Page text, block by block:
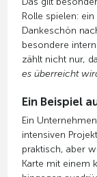
Rolle spielen:
Dankeschön
besondere
zählt nicht nur,
es überreicht
Ein Beispiel
Ein
intensiven
praktisch, aber
Karte mit einem